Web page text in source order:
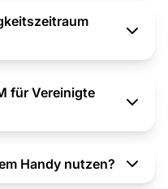
für Vereinigte
Handy nutzen?